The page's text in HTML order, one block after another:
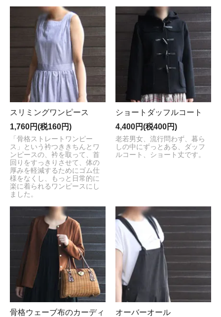
スリミングワンピース
1,760円(税160円)
「骨格ストレートワンピー
ス」という衿つききちんとワ
ンピースの、衿を取って、首
回りをすっきりさせて、体の
厚みを軽減するためにゴム仕
様をなくし、もっと日常的に
楽に着られるワンピースにし
ました。
ショートダッフルコート
4,400円(税400円)
老若男女、流行問わず、暮ら
しの中にずっとある、ダッフ
ルコート、ショート丈です。
骨格ウェーブ布のカーディ
オーバーオール